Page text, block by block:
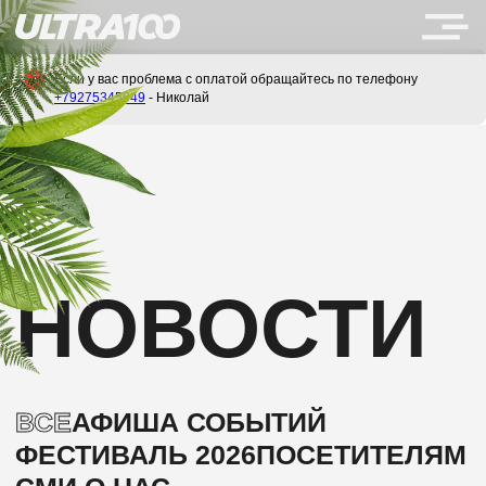
Если у вас проблема с оплатой обращайтесь по телефону
+79275345649 - Николай
ВСЕАФИША СОБЫТИЙ
ФЕСТИВАЛЬ 2026ПОСЕТИТЕЛЯМ
СМИ О НАС
НОВОСТИ